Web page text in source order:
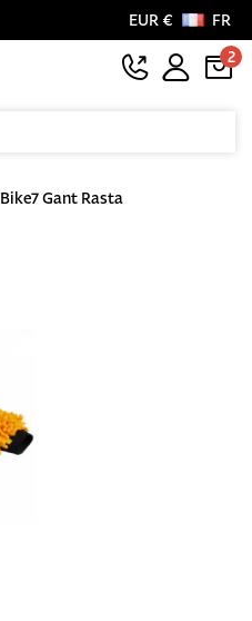
EUR €
FR
2
Bike7 Gant Rasta